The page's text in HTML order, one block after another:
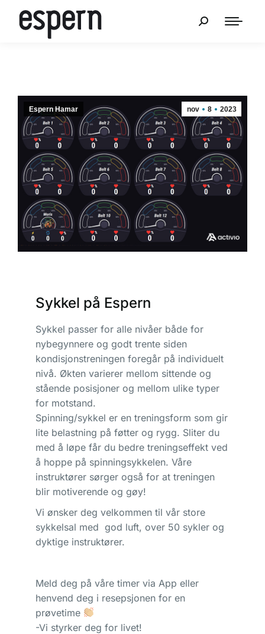
nov 8 2023
Espern Hamar
Sykkel på Espern
Sykkel passer for alle nivåer både for
nybegynnere og godt trente siden
kondisjonstreningen foregår på individuelt
nivå. Økten varierer mellom sittende og
stående posisjoner og mellom ulike typer
for motstand.
Spinning/sykkel er en treningsform som gir
lite belastning på føtter og rygg. Sliter du
med å løpe får du bedre treningseffekt ved
å hoppe på spinningsykkelen. Våre
instruktører sørger også for at treningen
blir motiverende og gøy!
Vi ønsker deg velkommen til vår store
sykkelsal med god luft, over 50 sykler og
dyktige instruktører.
Meld deg på våre timer via App eller
henvend deg i resepsjonen for en
prøvetime
-Vi styrker deg for livet!